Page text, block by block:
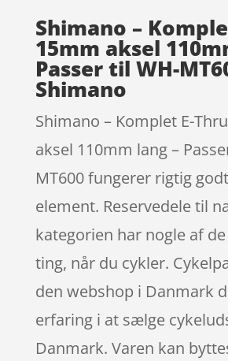
Shimano –
15mm aksel
Passer til WH-
Shimano
Shimano – Komplet E-
aksel 110mm lang –
MT600 fungerer rigtig
element. Reservedele til
kategorien har nogle af
ting, når du cykler.
den webshop i Danmark
erfaring i at sælge
Danmark. Varen kan